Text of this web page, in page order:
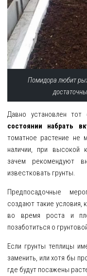
Помидора любит
Давно установлен тот
состоянии набрать
томатное растение не
наличии, при высокой
зачем рекомендуют
известковать грунты.
Предпосадочные
создают такие условия,
во время роста и
позаботиться о
Если грунты теплицы
заменить, или хотя бы
где будут посажены